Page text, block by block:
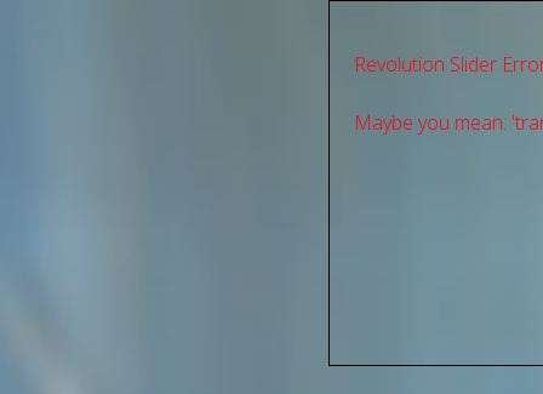
Revolution Slider
Maybe you mean: